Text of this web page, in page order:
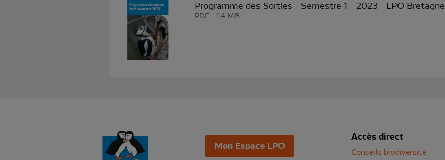
Programme des Sorties - Semestre 1 - 2023 - LPO Bretagne
PDF - 1,4 MB
Mon Espace LPO
Accès direct
Conseils biodiversité